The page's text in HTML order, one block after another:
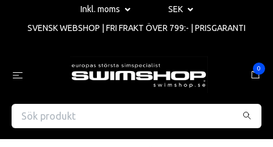
Inkl. moms
SEK
SVENSK WEBSHOP | FRI FRAKT ÖVER 799:- | PRISGARANTI
0